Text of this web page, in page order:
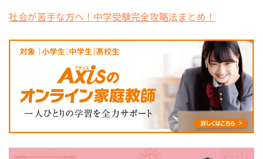
社会が苦手な方へ！中学受験完全攻略法まとめ！